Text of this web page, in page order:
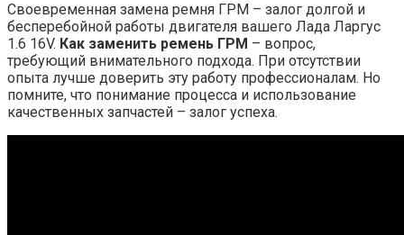
Своевременная замена ремня ГРМ – залог долгой и
бесперебойной работы двигателя вашего Лада Ларгус
1.6 16V. Как заменить ремень ГРМ – вопрос,
требующий внимательного подхода. При отсутствии
опыта лучше доверить эту работу профессионалам. Но
помните, что понимание процесса и использование
качественных запчастей – залог успеха.